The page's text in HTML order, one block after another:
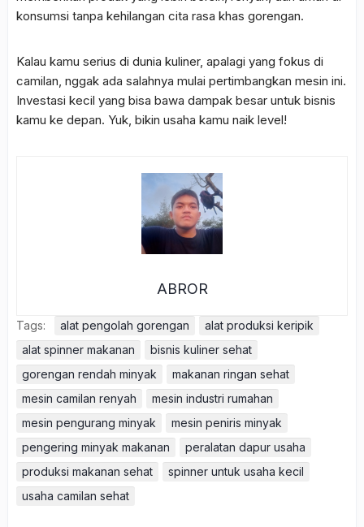
konsumsi tanpa kehilangan cita rasa khas gorengan.
Kalau kamu serius di dunia kuliner, apalagi yang fokus di
camilan, nggak ada salahnya mulai pertimbangkan mesin ini.
Investasi kecil yang bisa bawa dampak besar untuk bisnis
kamu ke depan. Yuk, bikin usaha kamu naik level!
ABROR
Tags: alat pengolah gorengan
alat produksi keripik
alat spinner makanan
bisnis kuliner sehat
gorengan rendah minyak
makanan ringan sehat
mesin camilan renyah
mesin industri rumahan
mesin pengurang minyak
mesin peniris minyak
pengering minyak makanan
peralatan dapur usaha
produksi makanan sehat
spinner untuk usaha kecil
usaha camilan sehat